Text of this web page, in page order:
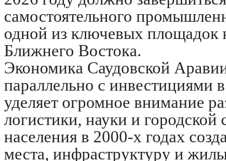
самостоятельного
одной из ключевых площадок
Ближнего Востока.
Экономика Саудовской
параллельно с инвестициями
уделяет огромное внимание
логистики, науки и
населения в 2000-х годах
места, инфраструктуру и